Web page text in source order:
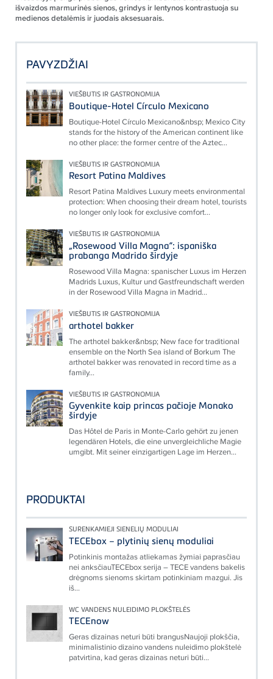
išvaizdos marmurinės sienos, grindys ir lentynos kontrastuoja su
medienos detalėmis ir juodais aksesuarais.
PAVYZDŽIAI
VIEŠBUTIS IR GASTRONOMIJA
Boutique-Hotel Círculo Mexicano
Boutique-Hotel Círculo Mexicano&nbsp; Mexico City
stands for the history of the American continent like
no other place: the former centre of the Aztec...
VIEŠBUTIS IR GASTRONOMIJA
Resort Patina Maldives
Resort Patina Maldives Luxury meets environmental
protection: When choosing their dream hotel, tourists
no longer only look for exclusive comfort...
VIEŠBUTIS IR GASTRONOMIJA
„Rosewood Villa Magna“: ispaniška
prabanga Madrido širdyje
Rosewood Villa Magna: spanischer Luxus im Herzen
Madrids Luxus, Kultur und Gastfreundschaft werden
in der Rosewood Villa Magna in Madrid...
VIEŠBUTIS IR GASTRONOMIJA
arthotel bakker
The arthotel bakker&nbsp; New face for traditional
ensemble on the North Sea island of Borkum The
arthotel bakker was renovated in record time as a
family...
VIEŠBUTIS IR GASTRONOMIJA
Gyvenkite kaip princas pačioje Monako
širdyje
Das Hôtel de Paris in Monte-Carlo gehört zu jenen
legendären Hotels, die eine unvergleichliche Magie
umgibt. Mit seiner einzigartigen Lage im Herzen...
PRODUKTAI
SURENKAMIEJI SIENELIŲ MODULIAI
TECEbox – plytinių sienų moduliai
Potinkinis montažas atliekamas žymiai paprasčiau
nei anksčiauTECEbox serija – TECE vandens bakelis
drėgnoms sienoms skirtam potinkiniam mazgui. Jis
iš...
WC VANDENS NULEIDIMO PLOKŠTELĖS
TECEnow
Geras dizainas neturi būti brangusNaujoji plokščia,
minimalistinio dizaino vandens nuleidimo plokštelė
patvirtina, kad geras dizainas neturi būti...